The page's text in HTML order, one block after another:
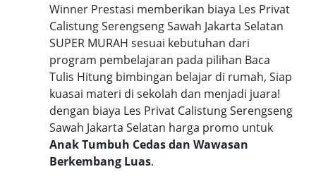
Winner Prestasi memberikan biaya Les Privat
Calistung Serengseng Sawah Jakarta Selatan
SUPER MURAH sesuai kebutuhan dari
program pembelajaran pada pilihan Baca
Tulis Hitung bimbingan belajar di rumah, Siap
kuasai materi di sekolah dan menjadi juara!
dengan biaya Les Privat Calistung Serengseng
Sawah Jakarta Selatan harga promo untuk
Anak Tumbuh Cedas dan Wawasan
Berkembang Luas.